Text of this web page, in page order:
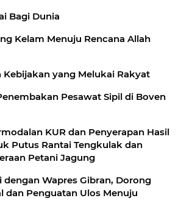
🕊️ Doa Buat Damai Bagi Dunia
Kelam Menuju Rencana Allah
Kebijakan yang Melukai Rakyat
Pesawat Sipil di Boven
KUR dan Penyerapan Hasil
Putus Rantai Tengkulak dan
Petani Jagung
dengan Wapres Gibran, Dorong
dan Penguatan Ulos Menuju